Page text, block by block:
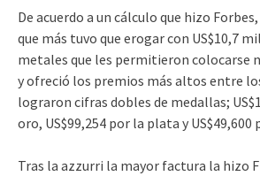
De acuerdo a un cálculo que hizo
que más tuvo que erogar con US$10,7
metales que les permitieron colocarse
y ofreció los premios más altos entre
lograron cifras dobles de medallas;
oro, US$99,254 por la plata y US$49,600
Tras la azzurri la mayor factura la hizo